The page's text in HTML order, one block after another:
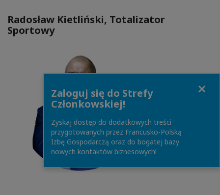
Radosław Kietliński, Totalizator
Sportowy
Zaloguj się do Strefy
Członkowskiej!
Zyskaj dostęp do dodatkowych treści
przygotowanych przez Francusko-Polską
Izbę Gospodarczą oraz do bogatej bazy
nowych kontaktów biznesowych!